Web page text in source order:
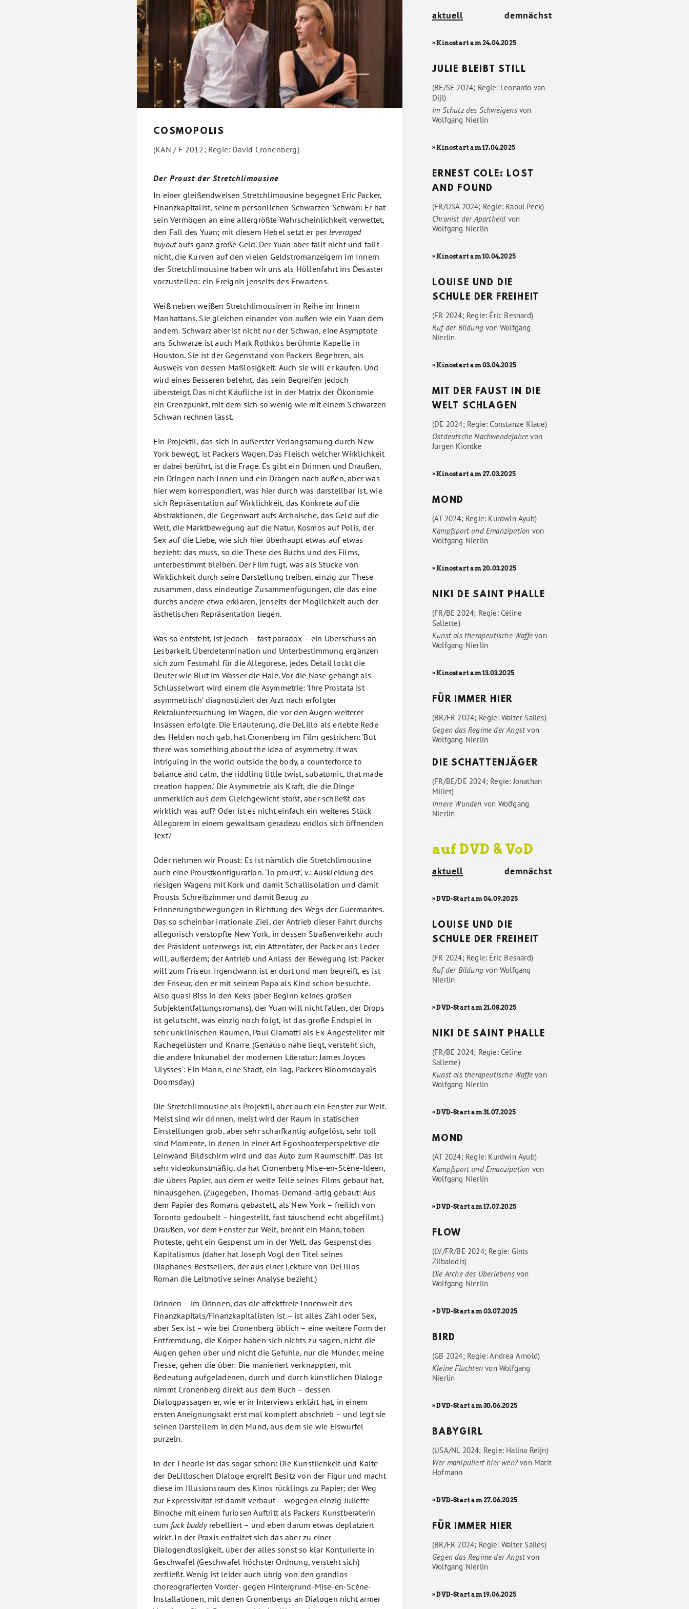
COSMOPOLIS
(KAN / F 2012; Regie: David Cronenberg)
Der Proust der Stretchlimousine
In einer gleißendweisen Stretchlimousine begegnet Eric Packer,
Finanzkapitalist, seinem persönlichen Schwarzen Schwan: Er hat
sein Vermögen an eine allergrößte Wahrscheinlichkeit verwettet,
den Fall des Yuan; mit diesem Hebel setzt er per leveraged
buyoutaufs ganz große Geld. Der Yuan aber fällt nicht und fällt
nicht, die Kurven auf den vielen Geldstromanzeigern im Innern
der Stretchlimousine haben wir uns als Höllenfahrt ins Desaster
vorzustellen: ein Ereignis jenseits des Erwartens.
Weiß neben weißen Stretchlimousinen in Reihe im Innern
Manhattans. Sie gleichen einander von außen wie ein Yuan dem
andern. Schwarz aber ist nicht nur der Schwan, eine Asymptote
ans Schwarze ist auch Mark Rothkos berühmte Kapelle in
Houston. Sie ist der Gegenstand von Packers Begehren, als
Ausweis von dessen Maßlosigkeit: Auch sie will er kaufen. Und
wird eines Besseren belehrt, das sein Begreifen jedoch
übersteigt. Das nicht Käufliche ist in der Matrix der Ökonomie
ein Grenzpunkt, mit dem sich so wenig wie mit einem Schwarzen
Schwan rechnen lässt.
Ein Projektil, das sich in äußerster Verlangsamung durch New
York bewegt, ist Packers Wagen. Das Fleisch welcher Wirklichkeit
er dabei berührt, ist die Frage. Es gibt ein Drinnen und Draußen,
ein Dringen nach Innen und ein Drängen nach außen, aber was
hier wem korrespondiert, was hier durch was darstellbar ist, wie
sich Repräsentation auf Wirklichkeit, das Konkrete auf die
Abstraktionen, die Gegenwart aufs Archaische, das Geld auf die
Welt, die Marktbewegung auf die Natur, Kosmos auf Polis, der
Sex auf die Liebe, wie sich hier überhaupt etwas auf etwas
bezieht: das muss, so die These des Buchs und des Films,
unterbestimmt bleiben. Der Film fügt, was als Stücke von
Wirklichkeit durch seine Darstellung treiben, einzig zur These
zusammen, dass eindeutige Zusammenfügungen, die das eine
durchs andere etwa erklären, jenseits der Möglichkeit auch der
ästhetischen Repräsentation liegen.
Was so entsteht, ist jedoch – fast paradox – ein Überschuss an
Lesbarkeit. Überdetermination und Unterbestimmung ergänzen
sich zum Festmahl für die Allegorese, jedes Detail lockt die
Deuter wie Blut im Wasser die Haie. Vor die Nase gehängt als
Schlüsselwort wird einem die Asymmetrie: 'Ihre Prostata ist
asymmetrisch' diagnostiziert der Arzt nach erfolgter
Rektaluntersuchung im Wagen, die vor den Augen weiterer
Insassen erfolgte. Die Erläuterung, die DeLillo als erlebte Rede
des Helden noch gab, hat Cronenberg im Film gestrichen: 'But
there was something about the idea of asymmetry. It was
intriguing in the world outside the body, a counterforce to
balance and calm, the riddling little twist, subatomic, that made
creation happen.' Die Asymmetrie als Kraft, die die Dinge
unmerklich aus dem Gleichgewicht stößt, aber schließt das
wirklich was auf? Oder ist es nicht einfach ein weiteres Stück
Allegorem in einem gewaltsam geradezu endlos sich öffnenden
Text?
Oder nehmen wir Proust: Es ist nämlich die Stretchlimousine
auch eine Proustkonfiguration. 'To proust', v.: Auskleidung des
riesigen Wagens mit Kork und damit Schallisolation und damit
Prousts Schreibzimmer und damit Bezug zu
Erinnerungsbewegungen in Richtung des Wegs der Guermantes.
Das so scheinbar irrationale Ziel, der Antrieb dieser Fahrt durchs
allegorisch verstopfte New York, in dessen Straßenverkehr auch
der Präsident unterwegs ist, ein Attentäter, der Packer ans Leder
will, außerdem; der Antrieb und Anlass der Bewegung ist: Packer
will zum Friseur. Irgendwann ist er dort und man begreift, es ist
der Friseur, den er mit seinem Papa als Kind schon besuchte.
Also quasi Biss in den Keks (aber Beginn keines großen
Subjektentfaltungsromans), der Yuan will nicht fallen, der Drops
ist gelutscht, was einzig noch folgt, ist das große Endspiel in
sehr unklinischen Räumen, Paul Giamatti als Ex-Angestellter mit
Rachegelüsten und Knarre. (Genauso nahe liegt, versteht sich,
die andere Inkunabel der modernen Literatur: James Joyces
'Ulysses': Ein Mann, eine Stadt, ein Tag, Packers Bloomsday als
Doomsday.)
Die Stretchlimousine als Projektil, aber auch ein Fenster zur Welt.
Meist sind wir drinnen, meist wird der Raum in statischen
Einstellungen grob, aber sehr scharfkantig aufgelöst, sehr toll
sind Momente, in denen in einer Art Egoshooterperspektive die
Leinwand Bildschirm wird und das Auto zum Raumschiff. Das ist
sehr videokunstmäßig, da hat Cronenberg Mise-en-Scène-Ideen,
die übers Papier, aus dem er weite Teile seines Films gebaut hat,
hinausgehen. (Zugegeben, Thomas-Demand-artig gebaut: Aus
dem Papier des Romans gebastelt, als New York – freilich von
Toronto gedoubelt – hingestellt, fast täuschend echt abgefilmt.)
Draußen, vor dem Fenster zur Welt, brennt ein Mann, toben
Proteste, geht ein Gespenst um in der Welt, das Gespenst des
Kapitalismus (daher hat Joseph Vogl den Titel seines
Diaphanes-Bestsellers, der aus einer Lektüre von DeLillos
Roman die Leitmotive seiner Analyse bezieht.)
Drinnen – im Drinnen, das die affektfreie Innenwelt des
Finanzkapitals/Finanzkapitalisten ist – ist alles Zahl oder Sex,
aber Sex ist – wie bei Cronenberg üblich – eine weitere Form der
Entfremdung, die Körper haben sich nichts zu sagen, nicht die
Augen gehen über und nicht die Gefühle, nur die Münder, meine
Fresse, gehen die über: Die manieriert verknappten, mit
Bedeutung aufgeladenen, durch und durch künstlichen Dialoge
nimmt Cronenberg direkt aus dem Buch – dessen
Dialogpassagen er, wie er in Interviews erklärt hat, in einem
ersten Aneignungsakt erst mal komplett abschrieb – und legt sie
seinen Darstellern in den Mund, aus dem sie wie Eiswürfel
purzeln.
In der Theorie ist das sogar schön: Die Künstlichkeit und Kälte
der DeLilloschen Dialoge ergreift Besitz von der Figur und macht
diese im Illusionsraum des Kinos rücklings zu Papier; der Weg
zur Expressivität ist damit verbaut – wogegen einzig Juliette
Binoche mit einem furiosen Auftritt als Packers Kunstberaterin
cum fuck buddyrebelliert – und eben darum etwas deplatziert
wirkt. In der Praxis entfaltet sich das aber zu einer
Dialogendlosigkeit, über der alles sonst so klar Konturierte in
Geschwafel (Geschwafel höchster Ordnung, versteht sich)
zerfließt. Wenig ist leider auch übrig von den grandios
choreografierten Vorder- gegen Hintergrund-Mise-en-Scène-
Installationen, mit denen Cronenbergs an Dialogen nicht armer
aktuell demnächst
» Kinostart am 24.04.2025
JULIE BLEIBT STILL
(BE/SE 2024; Regie: Leonardo van
Dijl)
Im Schutz des Schweigensvon
Wolfgang Nierlin
» Kinostart am 17.04.2025
ERNEST COLE: LOST
AND FOUND
(FR/USA 2024; Regie: Raoul Peck)
Chronist der Apartheid von
Wolfgang Nierlin
» Kinostart am 10.04.2025
LOUISE UND DIE
SCHULE DER FREIHEIT
(FR 2024; Regie: Éric Besnard)
Ruf der Bildungvon Wolfgang
Nierlin
» Kinostart am 03.04.2025
MIT DER FAUST IN DIE
WELT SCHLAGEN
(DE 2024; Regie: Constanze Klaue)
Ostdeutsche Nachwendejahre von
Jürgen Kiontke
» Kinostart am 27.03.2025
MOND
(AT 2024; Regie: Kurdwin Ayub)
Kampfsport und Emanzipation von
Wolfgang Nierlin
» Kinostart am 20.03.2025
NIKI DE SAINT PHALLE
(FR/BE 2024; Regie: Céline
Sallette)
Kunst als therapeutische Waffevon
Wolfgang Nierlin
» Kinostart am 13.03.2025
FÜR IMMER HIER
(BR/FR 2024; Regie: Walter Salles)
Gegen das Regime der Angstvon
Wolfgang Nierlin
DIE SCHATTENJÄGER
(FR/BE/DE 2024; Regie: Jonathan
Millet)
Innere Wunden von Wolfgang
Nierlin
auf DVD & VoD
aktuell demnächst
» DVD-Start am 04.09.2025
LOUISE UND DIE
SCHULE DER FREIHEIT
(FR 2024; Regie: Éric Besnard)
Ruf der Bildungvon Wolfgang
Nierlin
» DVD-Start am 21.08.2025
NIKI DE SAINT PHALLE
(FR/BE 2024; Regie: Céline
Sallette)
Kunst als therapeutische Waffevon
Wolfgang Nierlin
» DVD-Start am 31.07.2025
MOND
(AT 2024; Regie: Kurdwin Ayub)
Kampfsport und Emanzipation von
Wolfgang Nierlin
» DVD-Start am 17.07.2025
FLOW
(LV/FR/BE 2024; Regie: Gints
Zilbalodis)
Die Arche des Überlebensvon
Wolfgang Nierlin
» DVD-Start am 03.07.2025
BIRD
(GB 2024; Regie: Andrea Arnold)
Kleine Fluchtenvon Wolfgang
Nierlin
» DVD-Start am 30.06.2025
BABYGIRL
(USA/NL 2024; Regie: Halina Reijn)
Wer manipuliert hier wen?von Marit
Hofmann
» DVD-Start am 27.06.2025
FÜR IMMER HIER
(BR/FR 2024; Regie: Walter Salles)
Gegen das Regime der Angstvon
Wolfgang Nierlin
» DVD-Start am 19.06.2025